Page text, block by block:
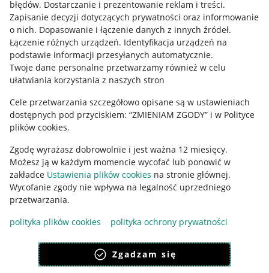
błędów. Dostarczanie i prezentowanie reklam i treści.
Zapisanie decyzji dotyczących prywatności oraz informowanie
o nich. Dopasowanie i łączenie danych z innych źródeł.
Łączenie różnych urządzeń. Identyfikacja urządzeń na
podstawie informacji przesyłanych automatycznie.
Twoje dane personalne przetwarzamy również w celu
ułatwiania korzystania z naszych stron
Cele przetwarzania szczegółowo opisane są w ustawieniach
dostępnych pod przyciskiem: “ZMIENIAM ZGODY” i w Polityce
plików cookies.
Zgodę wyrażasz dobrowolnie i jest ważna 12 miesięcy.
Możesz ją w każdym momencie wycofać lub ponowić w
zakładce Ustawienia plików cookies na stronie głównej.
Wycofanie zgody nie wpływa na legalność uprzedniego
przetwarzania.
polityka plików cookies
polityka ochrony prywatności
Zgadzam się
Informacje prawne
Regulamin
Polityka plików "cookies"
Ustawienia plików "cookies"
Udostępnianie lokalizacji
Informacje dla Aktu o Usługach Cyfrowych
Pobierz aplikację